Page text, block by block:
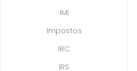
IMI
Impostos
IRC
IRS